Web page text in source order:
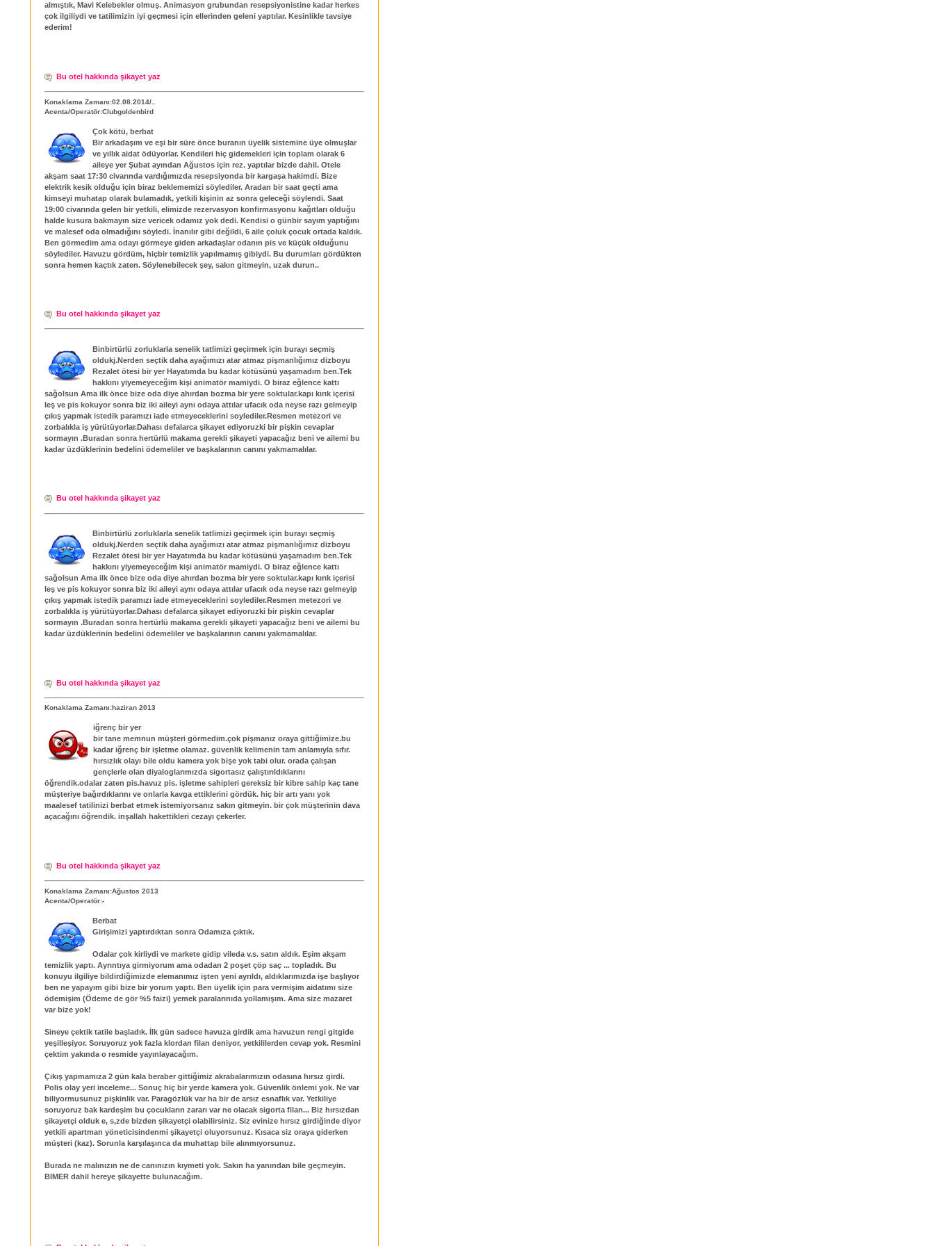
almıştık, Mavi Kelebekler olmuş. Animasyon grubundan resepsiyonistine kadar herkes
çok ilgiliydi ve tatilimizin iyi geçmesi için ellerinden geleni yaptılar. Kesinlikle tavsiye
ederim!
Bu otel hakkında şikayet yaz
Konaklama Zamanı:02.08.2014/..
Acenta/Operatör:Clubgoldenbird
Çok kötü, berbat
Bir arkadaşım ve eşi bir süre önce buranın üyelik sistemine üye olmuşlar
ve yıllık aidat ödüyorlar. Kendileri hiç gidemekleri için toplam olarak 6
aileye yer Şubat ayından Ağustos için rez. yaptılar bizde dahil. Otele
akşam saat 17:30 civarında vardığımızda resepsiyonda bir kargaşa hakimdi. Bize
elektrik kesik olduğu için biraz beklememizi söylediler. Aradan bir saat geçti ama
kimseyi muhatap olarak bulamadık, yetkili kişinin az sonra geleceği söylendi. Saat
19:00 civarında gelen bir yetkili, elimizde rezervasyon konfirmasyonu kağıtları olduğu
halde kusura bakmayın size vericek odamız yok dedi. Kendisi o günbir sayım yaptığını
ve malesef oda olmadığını söyledi. İnanılır gibi değildi, 6 aile çoluk çocuk ortada kaldık.
Ben görmedim ama odayı görmeye giden arkadaşlar odanın pis ve küçük olduğunu
söylediler. Havuzu gördüm, hiçbir temizlik yapılmamış gibiydi. Bu durumları gördükten
sonra hemen kaçtık zaten. Söylenebilecek şey, sakın gitmeyin, uzak durun..
Bu otel hakkında şikayet yaz
Binbirtürlü zorluklarla senelik tatlimizi geçirmek için burayı seçmiş
oldukj.Nerden seçtik daha ayağımızı atar atmaz pişmanlığımız dizboyu
Rezalet ötesi bir yer Hayatımda bu kadar kötüsünü yaşamadım ben.Tek
hakkını yiyemeyeceğim kişi animatör mamiydi. O biraz eğlence kattı
sağolsun Ama ilk önce bize oda diye ahırdan bozma bir yere soktular.kapı kırık içerisi
leş ve pis kokuyor sonra biz iki aileyi aynı odaya attılar ufacık oda neyse razı gelmeyip
çıkış yapmak istedik paramızı iade etmeyeceklerini soylediler.Resmen metezori ve
zorbalıkla iş yürütüyorlar.Dahası defalarca şikayet ediyoruzki bir pişkin cevaplar
sormayın .Buradan sonra hertürlü makama gerekli şikayeti yapacağız beni ve ailemi bu
kadar üzdüklerinin bedelini ödemeliler ve başkalarının canını yakmamalılar.
Bu otel hakkında şikayet yaz
Binbirtürlü zorluklarla senelik tatlimizi geçirmek için burayı seçmiş
oldukj.Nerden seçtik daha ayağımızı atar atmaz pişmanlığımız dizboyu
Rezalet ötesi bir yer Hayatımda bu kadar kötüsünü yaşamadım ben.Tek
hakkını yiyemeyeceğim kişi animatör mamiydi. O biraz eğlence kattı
sağolsun Ama ilk önce bize oda diye ahırdan bozma bir yere soktular.kapı kırık içerisi
leş ve pis kokuyor sonra biz iki aileyi aynı odaya attılar ufacık oda neyse razı gelmeyip
çıkış yapmak istedik paramızı iade etmeyeceklerini soylediler.Resmen metezori ve
zorbalıkla iş yürütüyorlar.Dahası defalarca şikayet ediyoruzki bir pişkin cevaplar
sormayın .Buradan sonra hertürlü makama gerekli şikayeti yapacağız beni ve ailemi bu
kadar üzdüklerinin bedelini ödemeliler ve başkalarının canını yakmamalılar.
Bu otel hakkında şikayet yaz
Konaklama Zamanı:haziran 2013
iğrenç bir yer
bir tane memnun müşteri görmedim.çok pişmanız oraya gittiğimize.bu
kadar iğrenç bir işletme olamaz. güvenlik kelimenin tam anlamıyla sıfır.
hırsızlık olayı bile oldu kamera yok bişe yok tabi olur. orada çalışan
gençlerle olan diyaloglarımızda sigortasız çalıştırıldıklarını
öğrendik.odalar zaten pis.havuz pis. işletme sahipleri gereksiz bir kibre sahip kaç tane
müşteriye bağırdıklarını ve onlarla kavga ettiklerini gördük. hiç bir artı yanı yok
maalesef tatilinizi berbat etmek istemiyorsanız sakın gitmeyin. bir çok müşterinin dava
açacağını öğrendik. inşallah hakettikleri cezayı çekerler.
Bu otel hakkında şikayet yaz
Konaklama Zamanı:Ağustos 2013
Acenta/Operatör:-
Berbat
Girişimizi yaptırdıktan sonra Odamıza çıktık.
Odalar çok kirliydi ve markete gidip vileda v.s. satın aldık. Eşim akşam
temizlik yaptı. Ayrıntıya girmiyorum ama odadan 2 poşet çöp saç ... topladık. Bu
konuyu ilgiliye bildirdiğimizde elemanımız işten yeni ayrıldı, aldıklarımızda işe başlıyor
ben ne yapayım gibi bize bir yorum yaptı. Ben üyelik için para vermişim aidatımı size
ödemişim (Ödeme de gör %5 faizi) yemek paralarınıda yollamışım. Ama size mazaret
var bize yok!
Sineye çektik tatile başladık. İlk gün sadece havuza girdik ama havuzun rengi gitgide
yeşilleşiyor. Soruyoruz yok fazla klordan filan deniyor, yetkililerden cevap yok. Resmini
çektim yakında o resmide yayınlayacağım.
Çıkış yapmamıza 2 gün kala beraber gittiğimiz akrabalarımızın odasına hırsız girdi.
Polis olay yeri inceleme... Sonuç hiç bir yerde kamera yok. Güvenlik önlemi yok. Ne var
biliyormusunuz pişkinlik var. Paragözlük var ha bir de arsız esnaflık var. Yetkiliye
soruyoruz bak kardeşim bu çocukların zararı var ne olacak sigorta filan... Biz hırsızdan
şikayetçi olduk e, s,zde bizden şikayetçi olabilirsiniz. Siz evinize hırsız girdiğinde diyor
yetkili apartman yöneticisindenmi şikayetçi oluyorsunuz. Kısaca siz oraya giderken
müşteri (kaz). Sorunla karşılaşınca da muhattap bile alınmıyorsunuz.
Burada ne malınızın ne de canınızın kıymeti yok. Sakın ha yanından bile geçmeyin.
BIMER dahil hereye şikayette bulunacağım.